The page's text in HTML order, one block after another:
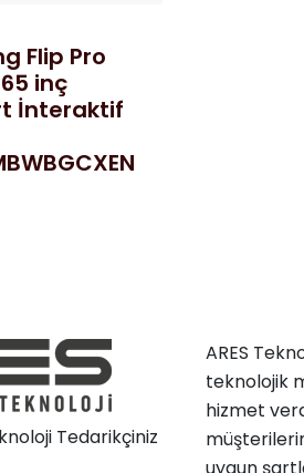
Flip Pro
inç
İnteraktif
Tedarikçiniz
ARES
teknolojik
hizmet